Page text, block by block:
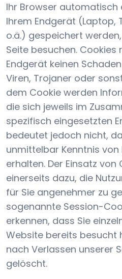
Ihr Browser automatisch
Ihrem Endgerät (Laptop,
o.ä.) gespeichert
Seite besuchen. Cookies
Endgerät keinen
Viren, Trojaner oder
dem Cookie werden
die sich jeweils im
spezifisch eingesetzten
bedeutet jedoch nicht,
unmittelbar Kenntnis
erhalten. Der Einsatz von
einerseits dazu, die
für Sie angenehmer zu
sogenannte Session-
erkennen, dass Sie
Website bereits besucht
nach Verlassen unserer
gelöscht.